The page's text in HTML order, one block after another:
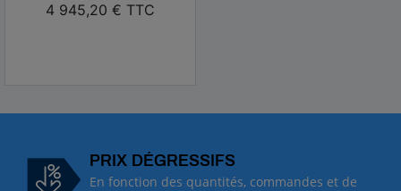
4 945,20 € TTC
PRIX DÉGRESSIFS
En fonction des quantités, commandes et de